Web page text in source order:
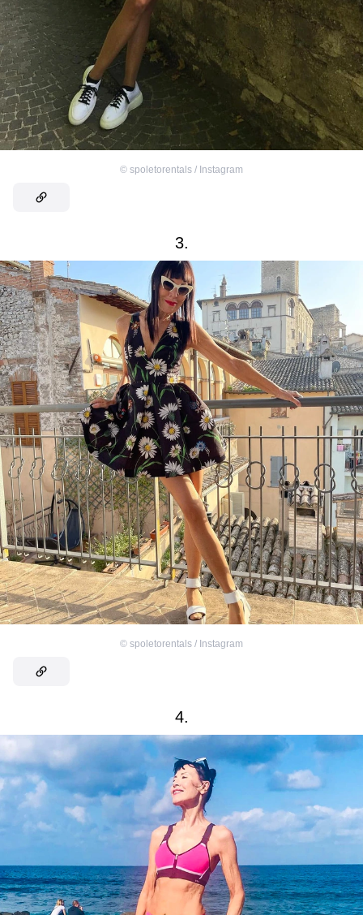
© spoletorentals / Instagram
3.
© spoletorentals / Instagram
4.